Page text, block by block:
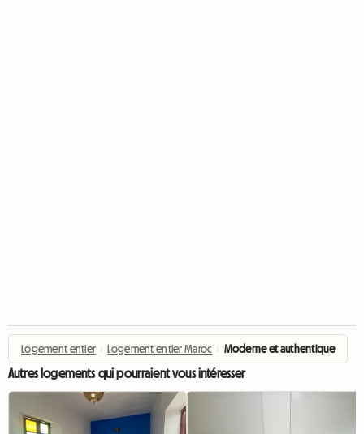
Logement entier › Logement entier Maroc › Moderne et authentique
Autres logements qui pourraient vous intéresser